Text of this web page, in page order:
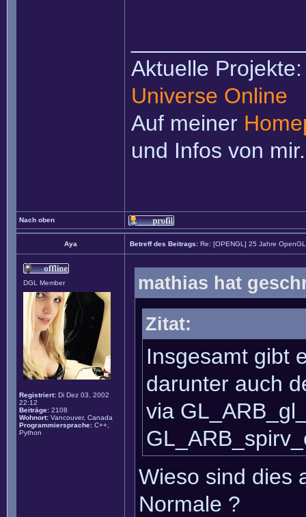
Aktuelle
Universe Online
Auf meiner
und Infos von mir.
Nach oben
Aya Betreff des Beitrags: Re: [OPENGL] 25 Jahre
DGL Member
Registriert: Di Dez 03, 2002
22:12
Beiträge: 2108
Wohnort: Vancouver, Canada
Programmiersprache: C++,
Python
mathias hat
Zitat:
Insgesamt gibt
darunter auch
via
Wieso sind dies
Normale ?